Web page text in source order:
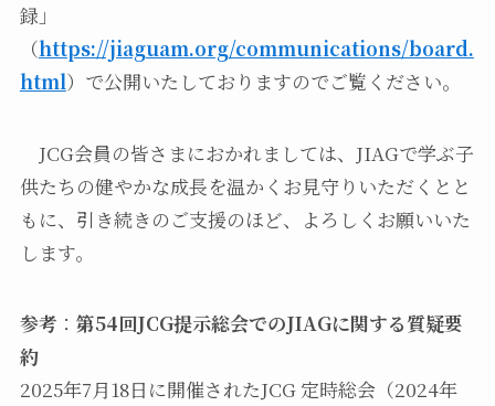
録」
（https://jiaguam.org/communications/board.
html）で公開いたしておりますのでご覧ください。
JCG会員の皆さまにおかれましては、JIAGで学ぶ子
供たちの健やかな成長を温かくお見守りいただくとと
もに、引き続きのご支援のほど、よろしくお願いいた
します。
参考 ： 第54回JCG提示総会でのJIAGに関する質疑要
約
2025年7月18日に開催されたJCG 定時総会（2024年